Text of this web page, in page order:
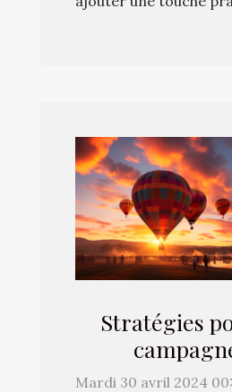
Stratégies
Mardi 30 avril 2024